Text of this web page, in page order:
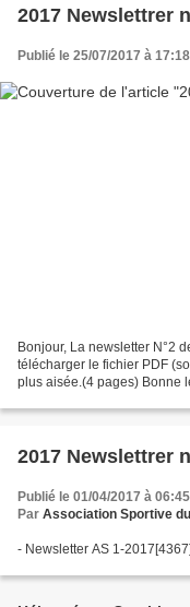
2017 Newslettrer
Publié le 25/07/2017 à 17:18
Bonjour, La newsletter N°2
télécharger le fichier PDF
plus aisée.(4 pages) Bonne
2017 Newslettrer
Publié le 01/04/2017 à 06:45
Par Association Sportive
- Newsletter AS 1-